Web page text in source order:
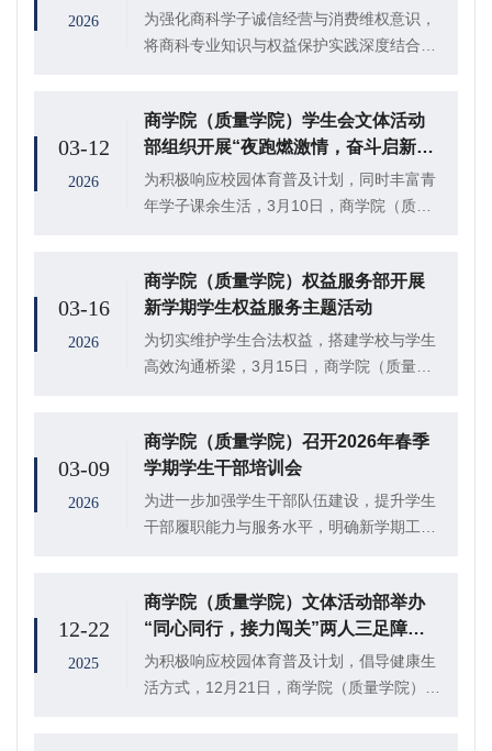
2026
为强化商科学子诚信经营与消费维权意识，
将商科专业知识与权益保护实践深度结合，
行”3· 15商科主题宣讲活动，权益服务部副
部长...
03-12
2026
商学院（质量学院）学生会文体活动
部组织开展“夜跑燃激情，奋斗启新
程”健跑活动
为积极响应校园体育普及计划，同时丰富青
年学子课余生活，3月10日，商学院（质量
动，并举行首场“夜跑燃激情，奋斗启新
程”健...
03-16
2026
商学院（质量学院）权益服务部开展
新学期学生权益服务主题活动
为切实维护学生合法权益，搭建学校与学生
高效沟通桥梁，3月15日，商学院（质量学
学院24、25级全体权益委员参与。
03-09
2026
商学院（质量学院）召开2026年春季
学期学生干部培训会
为进一步加强学生干部队伍建设，提升学生
干部履职能力与服务水平，明确新学期工作
干部培训会，学院团委老师以及全体学生
干...
12-22
2025
商学院（质量学院）文体活动部举办
“同心同行，接力闯关”两人三足障碍
接力赛
为积极响应校园体育普及计划，倡导健康生
活方式，12月21日，商学院（质量学院）文